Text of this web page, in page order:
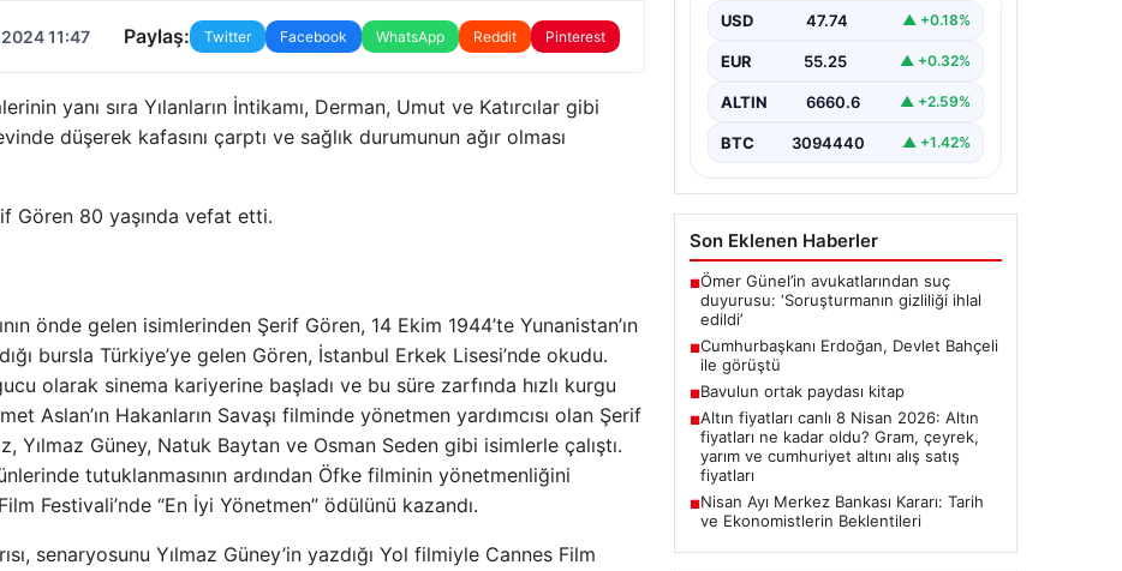
11:47 Paylaş: Twitter Facebook WhatsApp Reddit Pinterest
yanı sıra Yılanların İntikamı, Derman, Umut ve Katırcılar gibi
düşerek kafasını çarptı ve sağlık durumunun ağır olması
Gören 80 yaşında vefat etti.
önde gelen isimlerinden Şerif Gören, 14 Ekim 1944’te Yunanistan’ın
bursla Türkiye’ye gelen Gören, İstanbul Erkek Lisesi’nde okudu.
olarak sinema kariyerine başladı ve bu süre zarfında hızlı kurgu
Aslan’ın Hakanların Savaşı filminde yönetmen yardımcısı olan Şerif
Yılmaz Güney, Natuk Baytan ve Osman Seden gibi isimlerle çalıştı.
tutuklanmasının ardından Öfke filminin yönetmenliğini
Festivali’nde “En İyi Yönetmen” ödülünü kazandı.
senaryosunu Yılmaz Güney’in yazdığı Yol filmiyle Cannes Film
USD 47.74 ▲ +0.18%
EUR 55.25 ▲ +0.32%
ALTIN 6660.6 ▲ +2.59%
BTC 3094440 ▲ +1.42%
Son Eklenen Haberler
■Ömer Günel’in avukatlarından suç
duyurusu: ‘Soruşturmanın gizliliği ihlal
edildi’
■Cumhurbaşkanı Erdoğan, Devlet Bahçeli
ile görüştü
■Bavulun ortak paydası kitap
■Altın fiyatları canlı 8 Nisan 2026: Altın
fiyatları ne kadar oldu? Gram, çeyrek,
yarım ve cumhuriyet altını alış satış
fiyatları
■Nisan Ayı Merkez Bankası Kararı: Tarih
ve Ekonomistlerin Beklentileri